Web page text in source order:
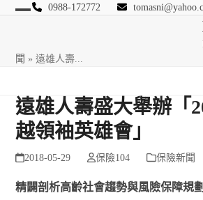
Skip
0988-172772
匯豐國際風險管理顧問
聞 »遠雄人壽...
遠雄人壽盛大舉辦「
越領袖英雄會」
2018-05-29 保險104 保險新聞
精闢剖析高齡社會趨勢與風險保障規劃